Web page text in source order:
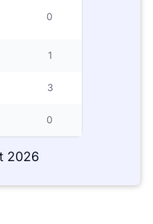
0
1
3
0
2026